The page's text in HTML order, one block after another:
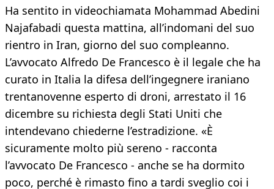
Ha sentito in videochiamata Mohammad Abedini
Najafabadi questa mattina, all’indomani del suo
rientro in Iran, giorno del suo compleanno.
L’avvocato Alfredo De Francesco è il legale che ha
curato in Italia la difesa dell’ingegnere iraniano
trentanovenne esperto di droni, arrestato il 16
dicembre su richiesta degli Stati Uniti che
intendevano chiederne l’estradizione. «È
sicuramente molto più sereno - racconta
l’avvocato De Francesco - anche se ha dormito
poco, perché è rimasto fino a tardi sveglio coi i